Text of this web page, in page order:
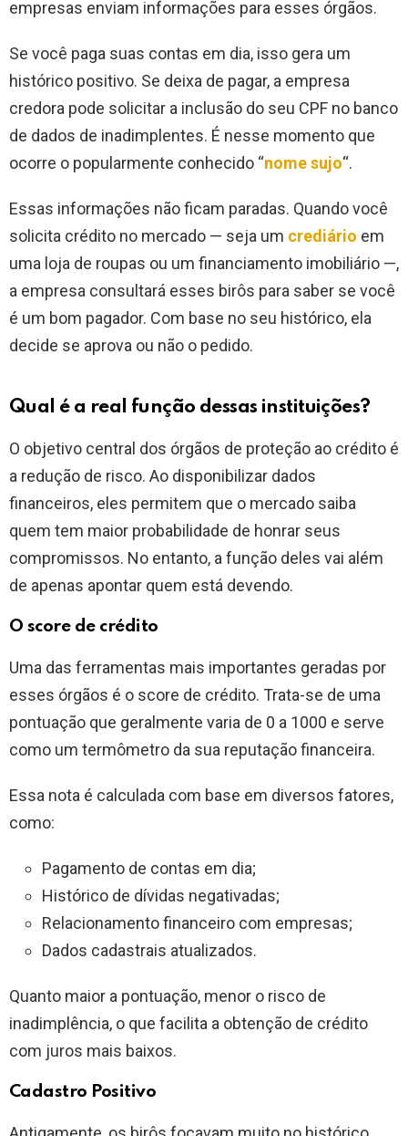
empresas enviam informações para esses órgãos.
Se você paga suas contas em dia, isso gera um
histórico positivo. Se deixa de pagar, a empresa
credora pode solicitar a inclusão do seu CPF no banco
de dados de inadimplentes. É nesse momento que
ocorre o popularmente conhecido “nome sujo“.
Essas informações não ficam paradas. Quando você
solicita crédito no mercado — seja um crediário em
uma loja de roupas ou um financiamento imobiliário —,
a empresa consultará esses birôs para saber se você
é um bom pagador. Com base no seu histórico, ela
decide se aprova ou não o pedido.
Qual é a real função dessas instituições?
O objetivo central dos órgãos de proteção ao crédito é
a redução de risco. Ao disponibilizar dados
financeiros, eles permitem que o mercado saiba
quem tem maior probabilidade de honrar seus
compromissos. No entanto, a função deles vai além
de apenas apontar quem está devendo.
O score de crédito
Uma das ferramentas mais importantes geradas por
esses órgãos é o score de crédito. Trata-se de uma
pontuação que geralmente varia de 0 a 1000 e serve
como um termômetro da sua reputação financeira.
Essa nota é calculada com base em diversos fatores,
como:
Pagamento de contas em dia;
Histórico de dívidas negativadas;
Relacionamento financeiro com empresas;
Dados cadastrais atualizados.
Quanto maior a pontuação, menor o risco de
inadimplência, o que facilita a obtenção de crédito
com juros mais baixos.
Cadastro Positivo